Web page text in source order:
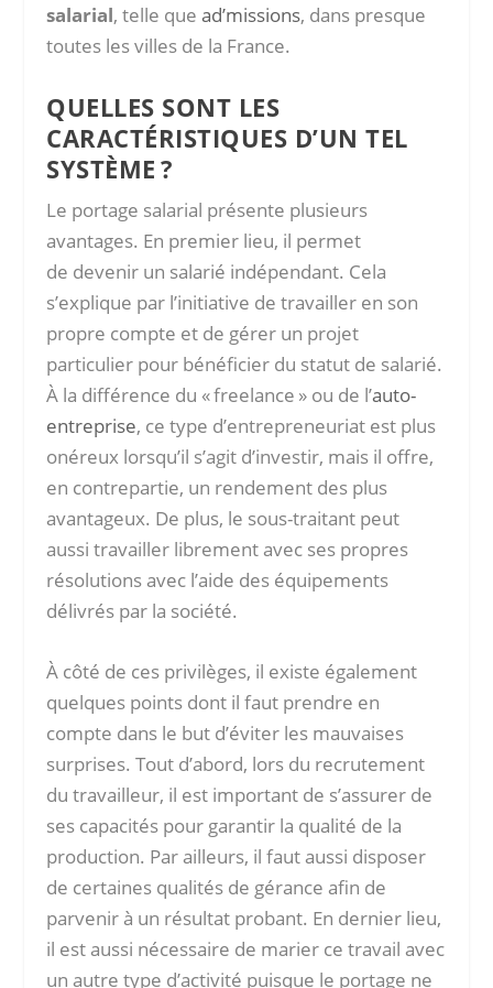
salarial, telle quead’missions, dans presque
toutes les villes de la France.
QUELLES SONT LES
CARACTÉRISTIQUES D’UN TEL
SYSTÈME ?
Le portage salarial présente plusieurs
avantages. En premier lieu, il permet
de devenir un salarié indépendant. Cela
s’explique par l’initiative de travailler en son
propre compte et de gérer un projet
particulier pour bénéficier du statut de salarié.
À la différence du « freelance » ou de l’auto-
entreprise, ce type d’entrepreneuriat est plus
onéreux lorsqu’il s’agit d’investir, mais il offre,
en contrepartie, un rendement des plus
avantageux. De plus, le sous-traitant peut
aussi travailler librement avec ses propres
résolutions avec l’aide des équipements
délivrés par la société.
À côté de ces privilèges, il existe également
quelques points dont il faut prendre en
compte dans le but d’éviter les mauvaises
surprises. Tout d’abord, lors du recrutement
du travailleur, il est important de s’assurer de
ses capacités pour garantir la qualité de la
production. Par ailleurs, il faut aussi disposer
de certaines qualités de gérance afin de
parvenir à un résultat probant. En dernier lieu,
il est aussi nécessaire de marier ce travail avec
un autre type d’activité puisque le portage ne